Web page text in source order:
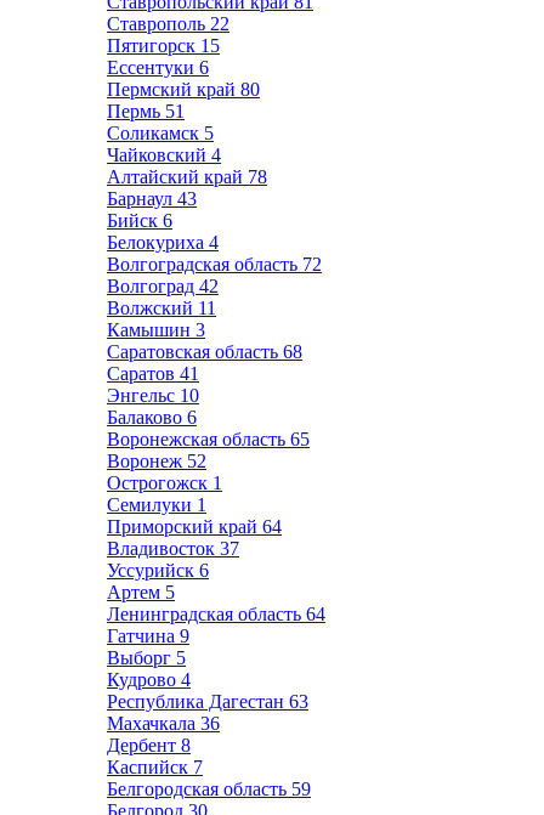
Ставрополь 22
Пятигорск 15
Ессентуки 6
Пермский край 80
Пермь 51
Соликамск 5
Чайковский 4
Алтайский край 78
Барнаул 43
Бийск 6
Белокуриха 4
Волгоградская область 72
Волгоград 42
Волжский 11
Камышин 3
Саратовская область 68
Саратов 41
Энгельс 10
Балаково 6
Воронежская область 65
Воронеж 52
Острогожск 1
Семилуки 1
Приморский край 64
Владивосток 37
Уссурийск 6
Артем 5
Ленинградская область 64
Гатчина 9
Выборг 5
Кудрово 4
Республика Дагестан 63
Махачкала 36
Дербент 8
Каспийск 7
Белгородская область 59
Белгород 30